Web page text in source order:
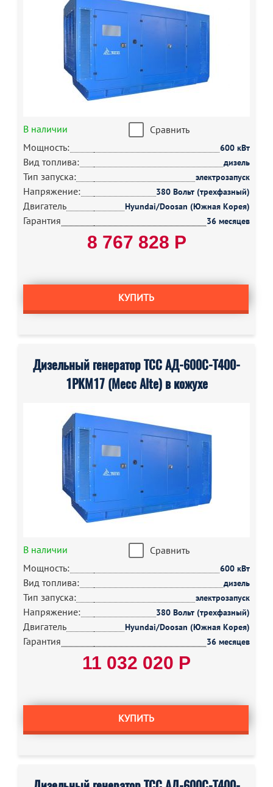
В наличии
Сравнить
Мощность:
600 кВт
Вид топлива: дизель
Тип запуска: электрозапуск
Напряжение: 380 Вольт (трехфазный)
Двигатель Hyundai/Doosan (Южная Корея)
Гарантия 36 месяцев
8 767 828 Р
КУПИТЬ
Дизельный генератор ТСС АД-600С-Т400-
1РКМ17 (Mecc Alte) в кожухе
В наличии
Сравнить
Мощность:
600 кВт
Вид топлива: дизель
Тип запуска: электрозапуск
Напряжение: 380 Вольт (трехфазный)
Двигатель Hyundai/Doosan (Южная Корея)
Гарантия 36 месяцев
11 032 020 Р
КУПИТЬ